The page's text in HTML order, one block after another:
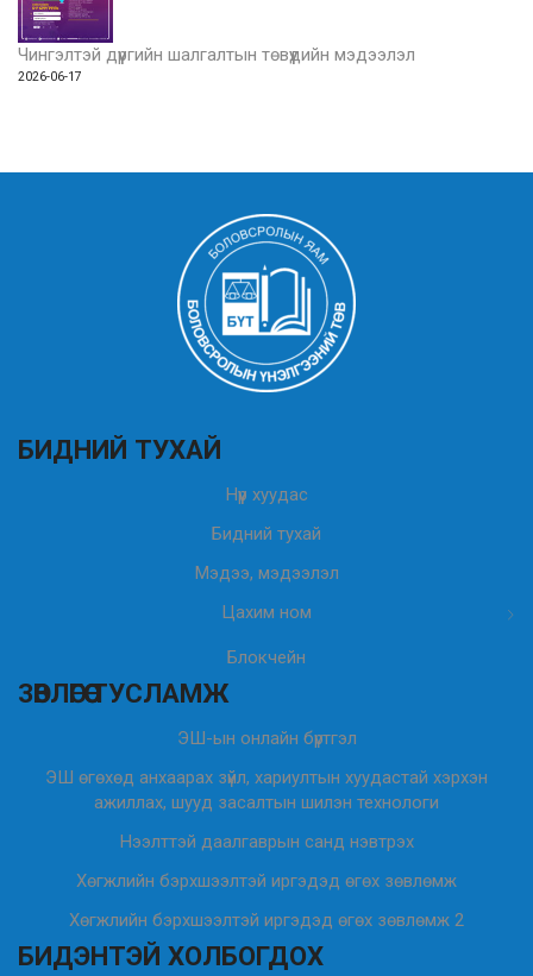
Чингэлтэй дүүргийн шалгалтын төвүүдийн мэдээлэл
2026-06-17
БИДНИЙ ТУХАЙ
Нүүр хуудас
Бидний тухай
Мэдээ, мэдээлэл
Цахим ном
Блокчейн
ЗӨВЛӨГӨӨ ТУСЛАМЖ
ЭШ-ын онлайн бүртгэл
ЭШ өгөхөд анхаарах зүйл, хариултын хуудастай хэрхэн
ажиллах, шууд засалтын шилэн технологи
Нээлттэй даалгаврын санд нэвтрэх
Хөгжлийн бэрхшээлтэй иргэдэд өгөх зөвлөмж
Хөгжлийн бэрхшээлтэй иргэдэд өгөх зөвлөмж 2
БИДЭНТЭЙ ХОЛБОГДОХ